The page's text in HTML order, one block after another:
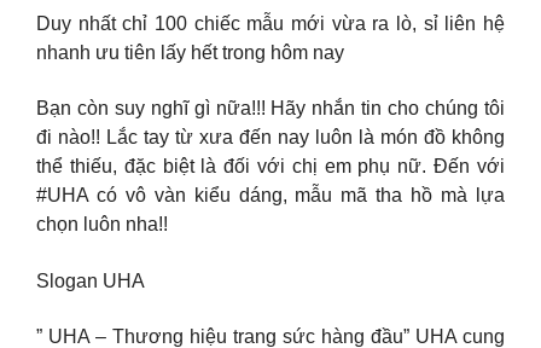
Duy nhất chỉ 100 chiếc mẫu mới vừa ra lò, sỉ liên hệ
nhanh ưu tiên lấy hết trong hôm nay
Bạn còn suy nghĩ gì nữa!!! Hãy nhắn tin cho chúng tôi
đi nào!! Lắc tay từ xưa đến nay luôn là món đồ không
thể thiếu, đặc biệt là đối với chị em phụ nữ. Đến với
#UHA có vô vàn kiểu dáng, mẫu mã tha hồ mà lựa
chọn luôn nha!!
Slogan UHA
” UHA – Thương hiệu trang sức hàng đầu” UHA cung